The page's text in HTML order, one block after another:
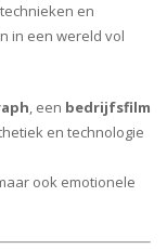
en
in een wereld vol
, een bedrijfsfilm
en technologie
ook emotionele